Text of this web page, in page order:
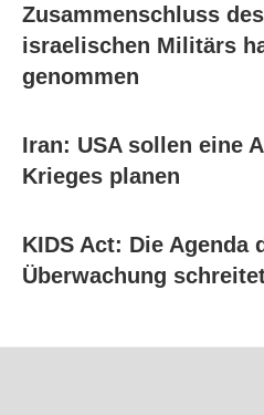
Zusammenschluss
israelischen Militärs
genommen
Iran: USA sollen eine
Krieges planen
KIDS Act: Die Agenda
Überwachung